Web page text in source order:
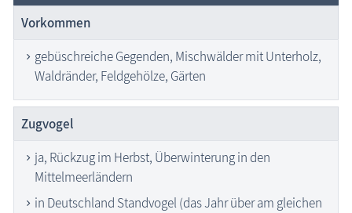
Vorkommen
gebüschreiche Gegenden, Mischwälder mit Unterholz,
Waldränder, Feldgehölze, Gärten
Zugvogel
ja, Rückzug im Herbst, Überwinterung in den
Mittelmeerländern
in Deutschland Standvogel (das Jahr über am gleichen